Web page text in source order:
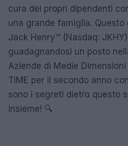
cura dei propri dipendenti
una grande famiglia.
Jack Henry™ (Nasdaq:
guadagnandosi un posto
Aziende di Medie
TIME per il secondo anno
sono i segreti dietro questo
insieme! 🔍